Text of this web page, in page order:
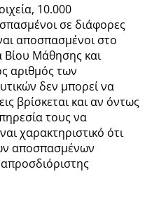
10.000
σε διάφορες
αποσπασμένοι στο
Βίου Μάθησης και
αριθμός των
δεν μπορεί να
βρίσκεται και αν όντως
τους να
χαρακτηριστικό ότι
αποσπασμένων
απροσδιόριστης